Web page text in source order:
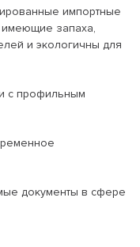
импортные
имеющие запаха,
и экологичны для
с профильным
документы в сфере